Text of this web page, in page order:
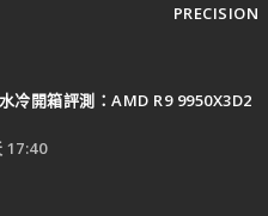
PRECISION
冷開箱評測：AMD R9 9950X3D2
17:40